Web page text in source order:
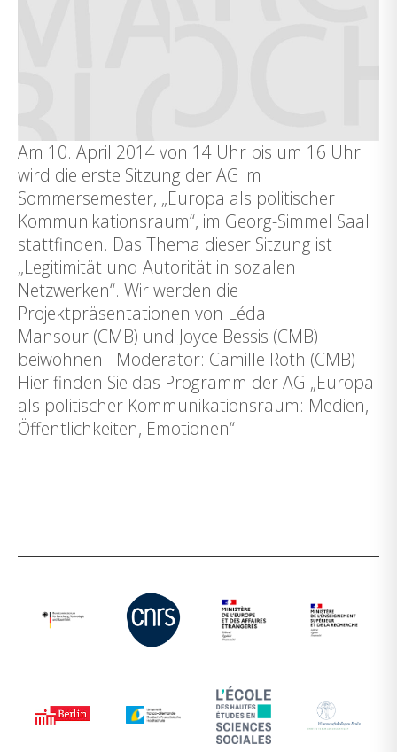
Am 10. April 2014 von 14 Uhr bis um 16 Uhr
wird die erste Sitzung der AG im
Sommersemester, „Europa als politischer
Kommunikationsraum“, im Georg-Simmel Saal
stattfinden. Das Thema dieser Sitzung ist
„Legitimität und Autorität in sozialen
Netzwerken“. Wir werden die
Projektpräsentationen von Léda
Mansour (CMB) und Joyce Bessis (CMB)
beiwohnen. Moderator: Camille Roth (CMB)
Hier finden Sie das Programm der AG „Europa
als politischer Kommunikationsraum: Medien,
Öffentlichkeiten, Emotionen“.